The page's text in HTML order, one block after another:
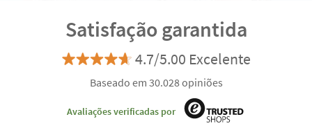
Satisfação garantida
4.7/5.00 Excelente
Baseado em 30.028 opiniões
Avaliações verificadas por